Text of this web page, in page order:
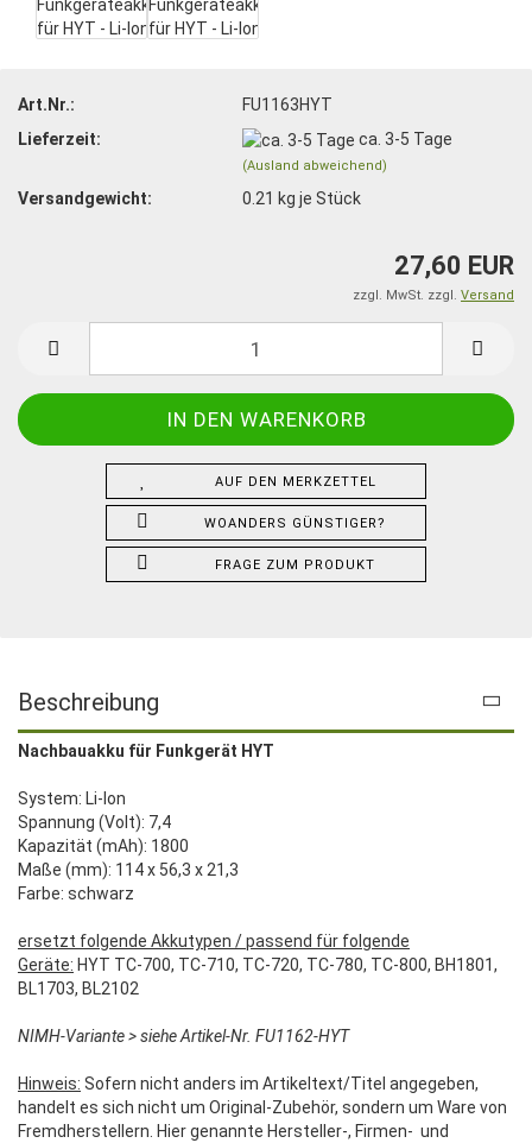
Art.Nr.:
FU1163HYT
Lieferzeit:
ca. 3-5 Tage
(Ausland abweichend)
Versandgewicht: 0.21 kg je Stück
27,60 EUR
zzgl. MwSt. zzgl. Versand
AUF DEN MERKZETTEL
WOANDERS GÜNSTIGER?
FRAGE ZUM PRODUKT
Beschreibung
Nachbauakku für Funkgerät HYT
System: Li-Ion
Spannung (Volt): 7,4
Kapazität (mAh): 1800
Maße (mm): 114 x 56,3 x 21,3
Farbe: schwarz
ersetzt folgende Akkutypen / passend für folgende
Geräte: HYT TC-700, TC-710, TC-720, TC-780, TC-800, BH1801,
BL1703, BL2102
NIMH-Variante > siehe Artikel-Nr. FU1162-HYT
Hinweis: Sofern nicht anders im Artikeltext/Titel angegeben,
handelt es sich nicht um Original-Zubehör, sondern um Ware von
Fremdherstellern. Hier genannte Hersteller-, Firmen- und